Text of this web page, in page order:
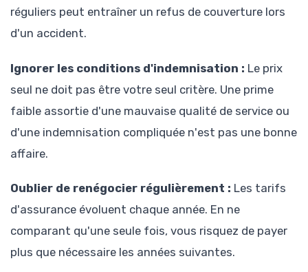
réguliers peut entraîner un refus de couverture lors
d'un accident.
Ignorer les conditions d'indemnisation : Le prix
seul ne doit pas être votre seul critère. Une prime
faible assortie d'une mauvaise qualité de service ou
d'une indemnisation compliquée n'est pas une bonne
affaire.
Oublier de renégocier régulièrement : Les tarifs
d'assurance évoluent chaque année. En ne
comparant qu'une seule fois, vous risquez de payer
plus que nécessaire les années suivantes.